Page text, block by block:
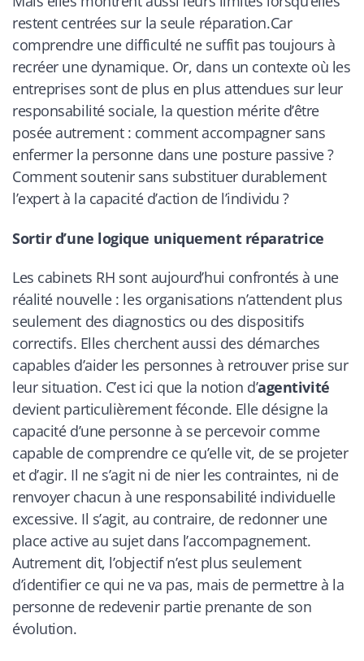
restent centrées sur la seule réparation.Car
comprendre une difficulté ne suffit pas toujours à
recréer une dynamique. Or, dans un contexte où les
entreprises sont de plus en plus attendues sur leur
responsabilité sociale, la question mérite d’être
posée autrement : comment accompagner sans
enfermer la personne dans une posture passive ?
Comment soutenir sans substituer durablement
l’expert à la capacité d’action de l’individu ?
Sortir d’une logique uniquement réparatrice
Les cabinets RH sont aujourd’hui confrontés à une
réalité nouvelle : les organisations n’attendent plus
seulement des diagnostics ou des dispositifs
correctifs. Elles cherchent aussi des démarches
capables d’aider les personnes à retrouver prise sur
leur situation. C’est ici que la notion d’agentivité
devient particulièrement féconde. Elle désigne la
capacité d’une personne à se percevoir comme
capable de comprendre ce qu’elle vit, de se projeter
et d’agir. Il ne s’agit ni de nier les contraintes, ni de
renvoyer chacun à une responsabilité individuelle
excessive. Il s’agit, au contraire, de redonner une
place active au sujet dans l’accompagnement.
Autrement dit, l’objectif n’est plus seulement
d’identifier ce qui ne va pas, mais de permettre à la
personne de redevenir partie prenante de son
évolution.